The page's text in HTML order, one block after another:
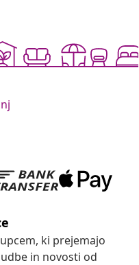
ki prejemajo
in novosti od